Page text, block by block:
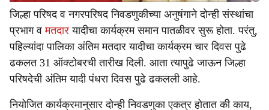
जिल्हा परिषद व नगरपरिषद निवडणुकीच्या अनुषंगाने दोन्ही संस्थांचा
प्रभाग वमतदारयादीचा कार्यक्रम समान पातळीवर सुरू होता. परंतु,
पहिल्यांदा पालिका अंतिम मतदार यादीचा कार्यक्रम चार दिवस पुढे
ढकलत 31 ऑक्टोबरची तारीख दिली. आता त्यापुढे जाऊन जिल्हा
परिषदेची अंतिम यादी पंधरा दिवस पुढे ढकलली आहे.
नियोजित कार्यक्रमानुसार दोन्ही निवडणुका एकत्र होतात की काय,